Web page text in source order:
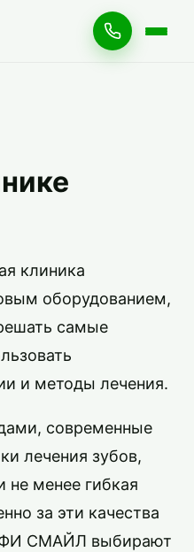
клиника
оборудованием,
самые
и методы лечения.
современные
лечения зубов,
не менее гибкая
за эти качества
СМАЙЛ выбирают